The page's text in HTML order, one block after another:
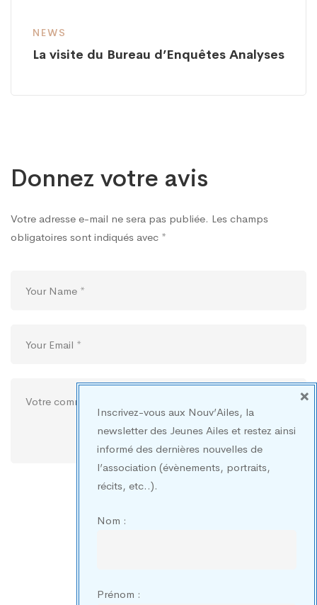
NEWS
La visite du Bureau d’Enquêtes Analyses
Donnez votre avis
Votre adresse e-mail ne sera pas publiée. Les champs
obligatoires sont indiqués avec *
Inscrivez-vous aux Nouv’Ailes, la
newsletter des Jeunes Ailes et restez ainsi
informé des dernières nouvelles de
l’association (évènements, portraits,
récits, etc..).
Nom :
Prénom :
×